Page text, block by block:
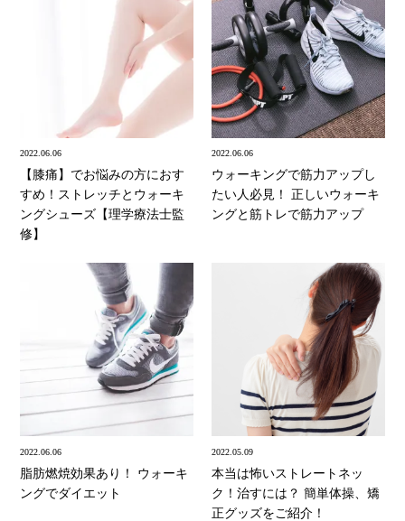
2022.06.06
【膝痛】でお悩みの方におす
すめ！ストレッチとウォーキ
ングシューズ【理学療法士監
修】
2022.06.06
ウォーキングで筋力アップし
たい人必見！ 正しいウォーキ
ングと筋トレで筋力アップ
2022.06.06
脂肪燃焼効果あり！ ウォーキ
ングでダイエット
2022.05.09
本当は怖いストレートネッ
ク！治すには？ 簡単体操、矯
正グッズをご紹介！